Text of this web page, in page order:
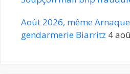
Août 2026, même
gendarmerie Biarritz 4